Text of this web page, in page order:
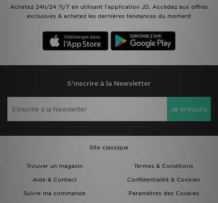
Achetez 24h/24 7j/7 en utilisant l'application JD. Accèdez aux offres
exclusives & achetez les dernières tendances du moment
S'inscrire à la Newsletter
Je m'inscris
Site classique
Trouver un magasin
Termes & Conditions
Aide & Contact
Confidentialité & Cookies
Suivre ma commande
Paramètres des Cookies